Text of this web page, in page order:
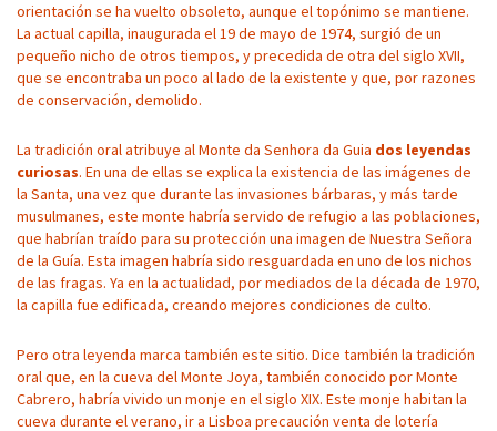
orientación se ha vuelto obsoleto, aunque el topónimo se mantiene.
La actual capilla, inaugurada el 19 de mayo de 1974, surgió de un
pequeño nicho de otros tiempos, y precedida de otra del siglo XVII,
que se encontraba un poco al lado de la existente y que, por razones
de conservación, demolido.
La tradición oral atribuye al Monte da Senhora da Guia dos leyendas
curiosas. En una de ellas se explica la existencia de las imágenes de
la Santa, una vez que durante las invasiones bárbaras, y más tarde
musulmanes, este monte habría servido de refugio a las poblaciones,
que habrían traído para su protección una imagen de Nuestra Señora
de la Guía. Esta imagen habría sido resguardada en uno de los nichos
de las fragas. Ya en la actualidad, por mediados de la década de 1970,
la capilla fue edificada, creando mejores condiciones de culto.
Pero otra leyenda marca también este sitio. Dice también la tradición
oral que, en la cueva del Monte Joya, también conocido por Monte
Cabrero, habría vivido un monje en el siglo XIX. Este monje habitan la
cueva durante el verano, ir a Lisboa precaución venta de lotería